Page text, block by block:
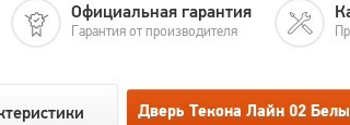
Официальная гарантия
Гарантия от производителя
Дверь Текона Лайн 02